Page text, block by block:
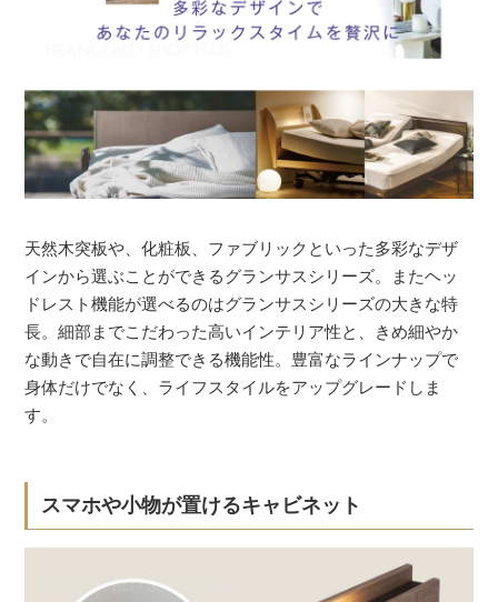
天然木突板や、化粧板、ファブリックといった多彩なデザ
インから選ぶことができるグランサスシリーズ。またヘッ
ドレスト機能が選べるのはグランサスシリーズの大きな特
長。細部までこだわった高いインテリア性と、きめ細やか
な動きで自在に調整できる機能性。豊富なラインナップで
身体だけでなく、ライフスタイルをアップグレードしま
す。
スマホや小物が置けるキャビネット